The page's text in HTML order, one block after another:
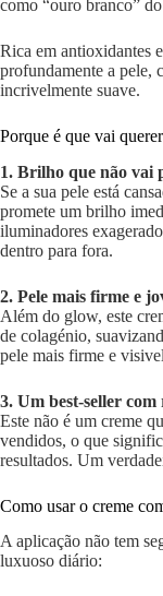
como “ouro branco”
Rica em antioxidantes
profundamente a pele,
incrivelmente suave.
Porque é que vai
1. Brilho que não vai
Se a sua pele está
promete um brilho
iluminadores
dentro para fora.
2. Pele mais firme e
Além do glow, este
de colagénio,
pele mais firme e
3. Um best-seller com
Este não é um creme
vendidos, o que
resultados. Um
Como usar o creme
A aplicação não tem
luxuoso diário: